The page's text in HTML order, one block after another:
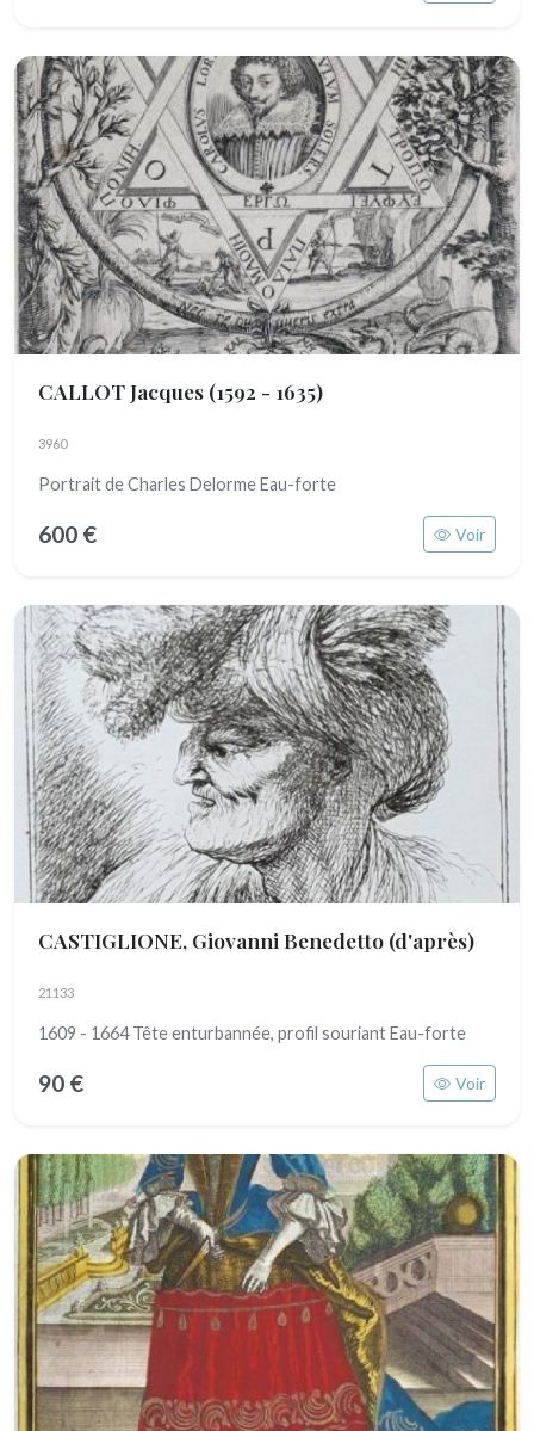
CALLOT Jacques (1592 - 1635)
3960
Portrait de Charles Delorme Eau-forte
600 € Voir
CASTIGLIONE, Giovanni Benedetto (d'après)
21133
1609 - 1664 Tête enturbannée, profil souriant Eau-forte
90 € Voir